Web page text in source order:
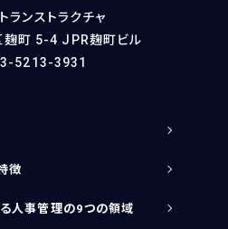
ジン購読申込フォーム
ランストラクチャ
麹町 5-4 JPR麹町ビル
5213-3931
徴
人事管理の9つの領域